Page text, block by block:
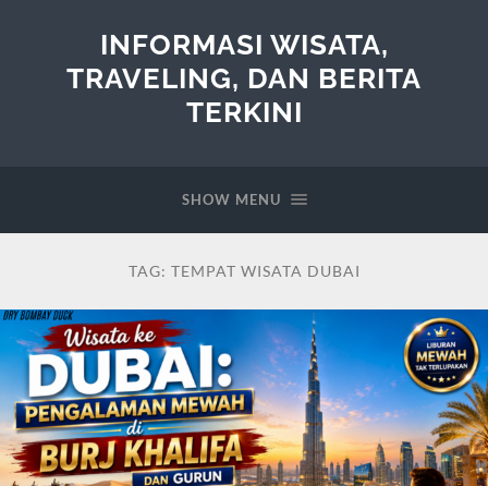
INFORMASI WISATA,
TRAVELING, DAN BERITA
TERKINI
SHOW MENU
TAG: TEMPAT WISATA DUBAI